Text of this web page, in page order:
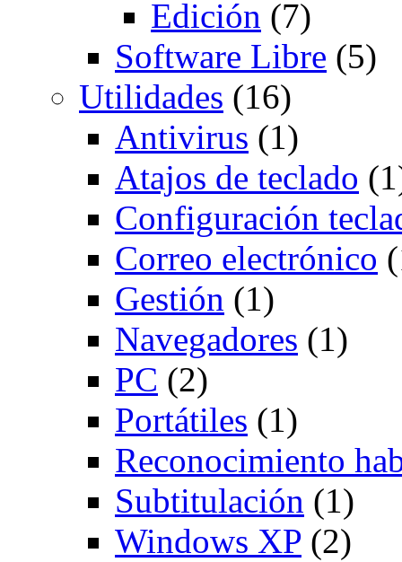
Edición (7)
Software Libre (5)
Utilidades (16)
Antivirus (1)
Atajos de teclado
Configuración
Correo electrónico
Gestión (1)
Navegadores (1)
PC (2)
Portátiles (1)
Reconocimiento
Subtitulación (1)
Windows XP (2)